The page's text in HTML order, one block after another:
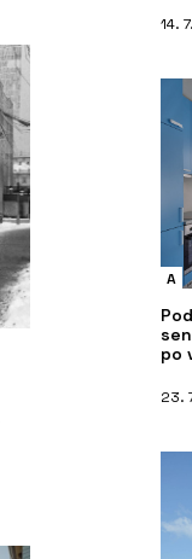
14.
A
po
23.